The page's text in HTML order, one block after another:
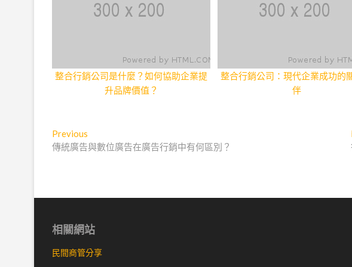
整合行銷公司是什麼？如何協助企業提
升品牌價值？
整合行銷公司：現代企業成功的
伴
文
章
覽
Previous
post:
傳統廣告與數位廣告在廣告行銷中有何區別？
相關網站
民間商管分享